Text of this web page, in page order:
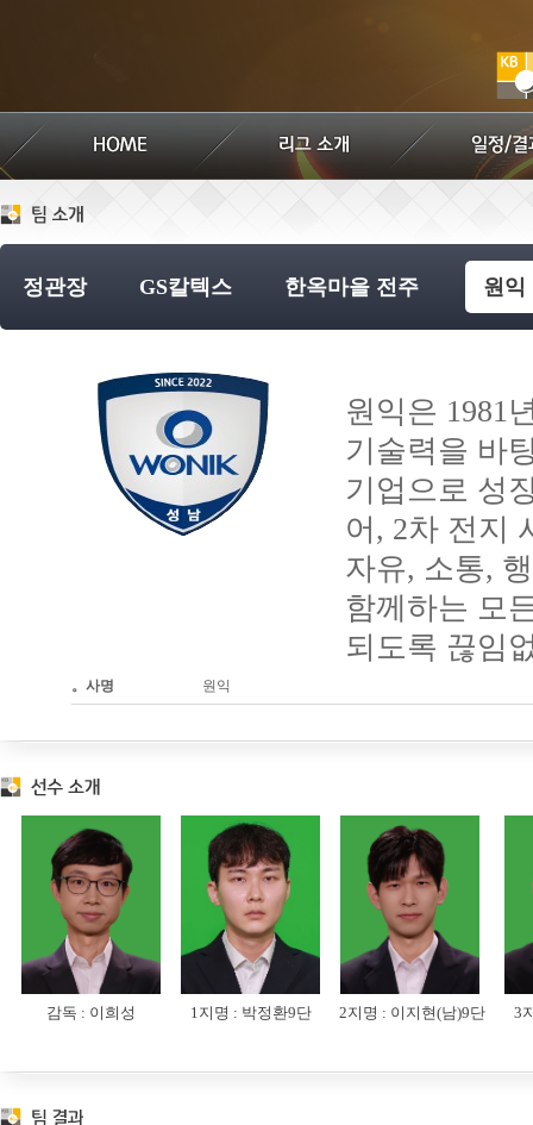
정관장 GS칼텍스 한옥마을 전주 원익
원익은 1981
기술력을 바
기업으로 성
어, 2차 전지
자유, 소통,
함께하는 모
되도록 끊임
。사명 원익
감독 : 이희성 1지명 : 박정환9단 2지명 : 이지현(남)9단 3